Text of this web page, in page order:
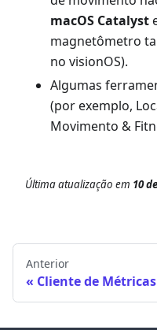
macOS Catalyst
magnetômetro
no visionOS).
Algumas
(por exemplo,
Movimento &
Última atualização em 10
Anterior
Cliente de Métricas